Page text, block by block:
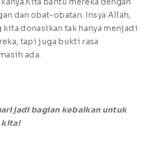
dan obat-obatan. Insya Allah,
donasikan tak hanya menjadi
tapi juga bukti rasa
ada.
jadi bagian kebaikan untuk
kita!